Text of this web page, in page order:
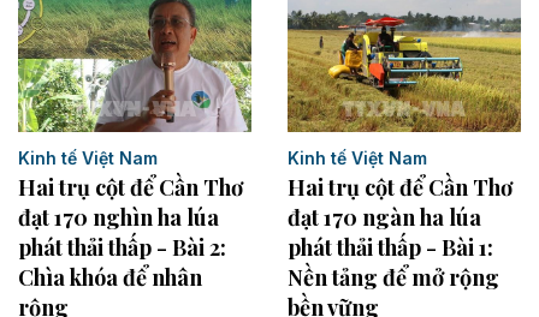
Kinh tế Việt Nam
Hai trụ cột để Cần Thơ
đạt 170 nghìn ha lúa
phát thải thấp - Bài 2:
Chìa khóa để nhân
rộng
Kinh tế Việt Nam
Hai trụ cột để Cần Thơ
đạt 170 ngàn ha lúa
phát thải thấp - Bài 1:
Nền tảng để mở rộng
bền vững